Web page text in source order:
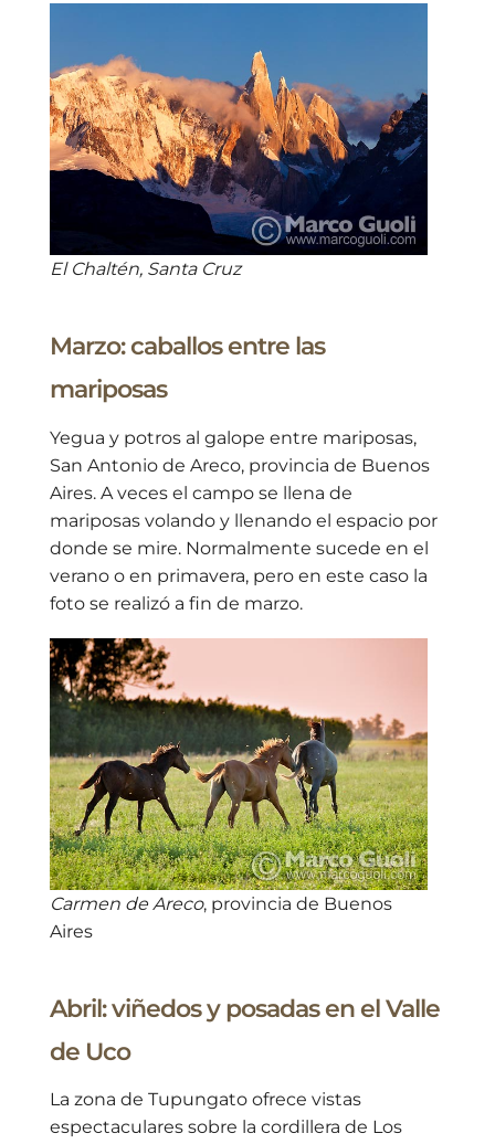
El Chaltén, Santa Cruz
Marzo: caballos entre las
mariposas
Yegua y potros al galope entre mariposas,
San Antonio de Areco, provincia de Buenos
Aires. A veces el campo se llena de
mariposas volando y llenando el espacio por
donde se mire. Normalmente sucede en el
verano o en primavera, pero en este caso la
foto se realizó a fin de marzo.
Carmen de Areco, provincia de Buenos
Aires
Abril: viñedos y posadas en el Valle
de Uco
La zona de Tupungato ofrece vistas
espectaculares sobre la cordillera de Los